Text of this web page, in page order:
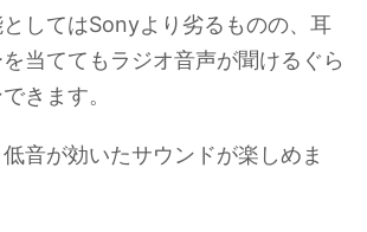
としてはSonyより劣るものの、耳
当ててもラジオ音声が聞けるぐら
きます。
音が効いたサウンドが楽しめま